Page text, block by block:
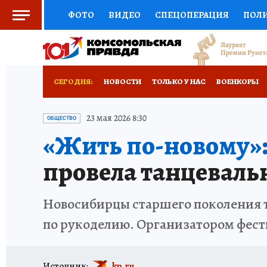
ФОТО ВИДЕО СПЕЦОПЕРАЦИЯ
СОЦПОДДЕРЖКА НАУКА СПЕЦПРОЕКТЫ
НОВОЕ НА САЙТЕ
СЕГОДНЯ: НОВОСТИ ТОЛЬКО У НАС ВОЕНКОРЫ
ОТДЫХ В РОССИИ
ОБЩЕСТВО 23 мая 2026 8:30
«Жить по-новому»:
провела
Новосибирцы старшего поколения
по рукоделию. Организатором